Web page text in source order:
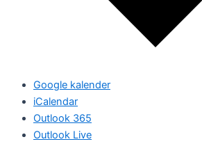
Google kalender
iCalendar
Outlook 365
Outlook Live